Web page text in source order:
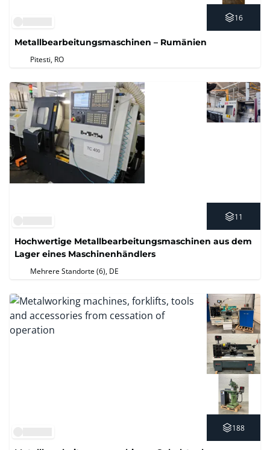
16
Metallbearbeitungsmaschinen – Rumänien
Pitesti, RO
11
Hochwertige Metallbearbeitungsmaschinen aus dem
Lager eines Maschinenhändlers
Mehrere Standorte (6) , DE
188